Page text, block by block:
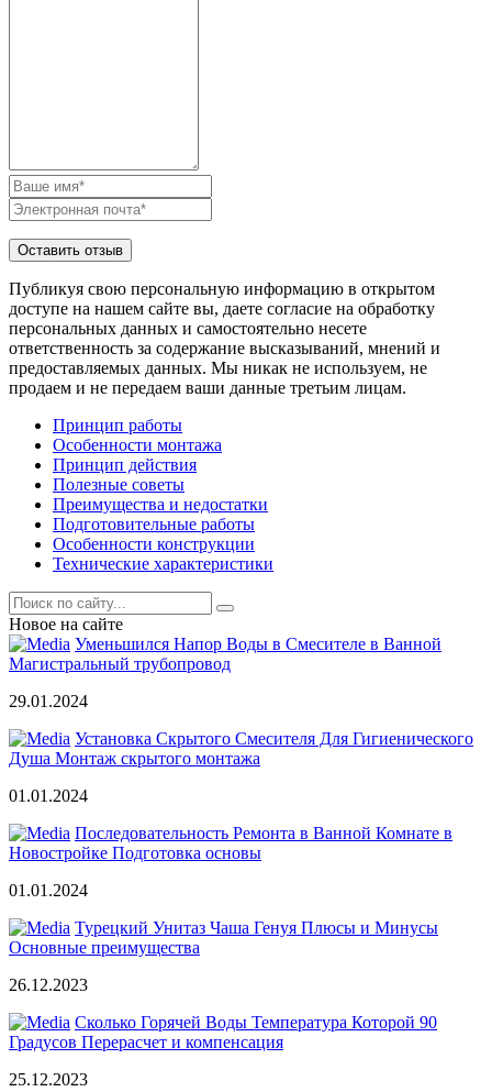
Публикуя свою персональную информацию в открытом
доступе на нашем сайте вы, даете согласие на обработку
персональных данных и самостоятельно несете
ответственность за содержание высказываний, мнений и
предоставляемых данных. Мы никак не используем, не
продаем и не передаем ваши данные третьим лицам.
Принцип работы
Особенности монтажа
Принцип действия
Полезные советы
Преимущества и недостатки
Подготовительные работы
Особенности конструкции
Технические характеристики
Новое на сайте
Уменьшился Напор Воды в Смесителе в Ванной
Магистральный трубопровод
29.01.2024
Установка Скрытого Смесителя Для Гигиенического
Душа Монтаж скрытого монтажа
01.01.2024
Последовательность Ремонта в Ванной Комнате в
Новостройке Подготовка основы
01.01.2024
Турецкий Унитаз Чаша Генуя Плюсы и Минусы
Основные преимущества
26.12.2023
Сколько Горячей Воды Температура Которой 90
Градусов Перерасчет и компенсация
25.12.2023